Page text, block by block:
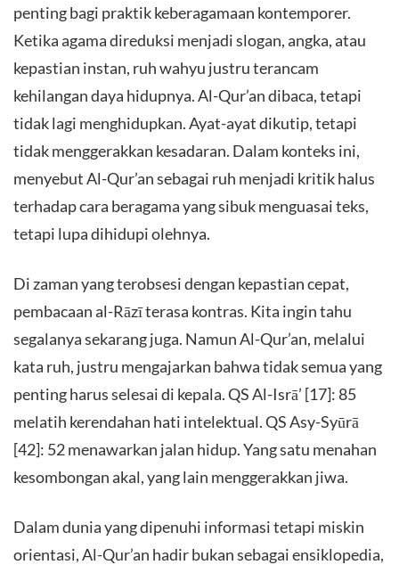
penting bagi praktik keberagamaan kontemporer.
Ketika agama direduksi menjadi slogan, angka, atau
kepastian instan, ruh wahyu justru terancam
kehilangan daya hidupnya. Al-Qur’an dibaca, tetapi
tidak lagi menghidupkan. Ayat-ayat dikutip, tetapi
tidak menggerakkan kesadaran. Dalam konteks ini,
menyebut Al-Qur’an sebagai ruh menjadi kritik halus
terhadap cara beragama yang sibuk menguasai teks,
tetapi lupa dihidupi olehnya.
Di zaman yang terobsesi dengan kepastian cepat,
pembacaan al-Rāzī terasa kontras. Kita ingin tahu
segalanya sekarang juga. Namun Al-Qur’an, melalui
kata ruh, justru mengajarkan bahwa tidak semua yang
penting harus selesai di kepala. QS Al-Isrā’ [17]: 85
melatih kerendahan hati intelektual. QS Asy-Syūrā
[42]: 52 menawarkan jalan hidup. Yang satu menahan
kesombongan akal, yang lain menggerakkan jiwa.
Dalam dunia yang dipenuhi informasi tetapi miskin
orientasi, Al-Qur’an hadir bukan sebagai ensiklopedia,